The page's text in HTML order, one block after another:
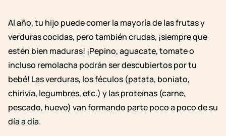
Al año, tu hijo puede comer la mayoría de las frutas y
verduras cocidas, pero también crudas, ¡siempre que
estén bien maduras! ¡Pepino, aguacate, tomate o
incluso remolacha podrán ser descubiertos por tu
bebé! Las verduras, los féculos (patata, boniato,
chirivía, legumbres, etc.) y las proteínas (carne,
pescado, huevo) van formando parte poco a poco de su
día a día.